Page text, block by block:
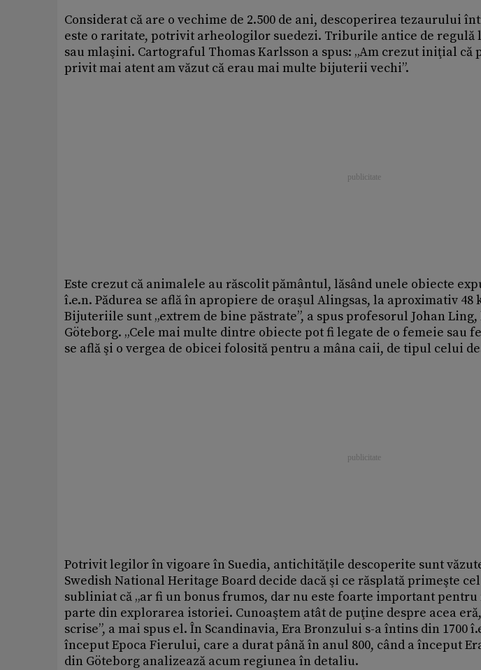
Considerat că are o vechime de 2.500 de ani, descoperirea tezaurului
este o raritate, potrivit arheologilor suedezi. Triburile antice de regulă
sau mlaşini. Cartograful Thomas Karlsson a spus: „Am crezut iniţial că
privit mai atent am văzut că erau mai multe bijuterii vechi”.
Este crezut că animalele au răscolit pământul, lăsând unele obiecte
î.e.n. Pădurea se află în apropiere de oraşul Alingsas, la aproximativ 48
Bijuteriile sunt „extrem de bine păstrate”, a spus profesorul Johan
Göteborg. „Cele mai multe dintre obiecte pot fi legate de o femeie sau
se află şi o vergea de obicei folosită pentru a mâna caii, de tipul celui
Potrivit legilor în vigoare în Suedia, antichităţile descoperite sunt
Swedish National Heritage Board decide dacă şi ce răsplată primeşte
subliniat că „ar fi un bonus frumos, dar nu este foarte important pentru
parte din explorarea istoriei. Cunoaştem atât de puţine despre acea
scrise”, a mai spus el. În Scandinavia, Era Bronzului s-a întins din 1700
început Epoca Fierului, care a durat până în anul 800, când a început
din Göteborg analizează acum regiunea în detaliu.